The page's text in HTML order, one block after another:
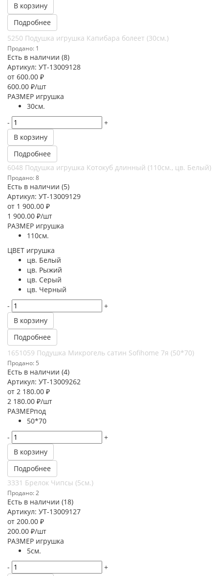
В корзину
Подробнее
5250 Подушка игрушка Капибара болеет (30см.)
Продано: 1
Есть в наличии (8)
Артикул: УТ-13009128
от 600.00 ₽
600.00 ₽/шт
РАЗМЕР игрушка
30см.
-
+
В корзину
Подробнее
6048 Подушка игрушка Котокуб длинный (110см., цв. Белый)
Продано: 8
Есть в наличии (5)
Артикул: УТ-13009129
от 1 900.00 ₽
1 900.00 ₽/шт
РАЗМЕР игрушка
110см.
ЦВЕТ игрушка
цв. Белый
цв. Рыжий
цв. Серый
цв. Черный
-
+
В корзину
Подробнее
1651059 Подушка Микрогель сатин Sofihome 7я (50*70)
Продано: 5
Есть в наличии (4)
Артикул: УТ-13009262
от 2 180.00 ₽
2 180.00 ₽/шт
РАЗМЕРпод
50*70
-
+
В корзину
Подробнее
3331 Брелок Чипсы (5см.)
Продано: 2
Есть в наличии (18)
Артикул: УТ-13009127
от 200.00 ₽
200.00 ₽/шт
РАЗМЕР игрушка
5см.
-
+